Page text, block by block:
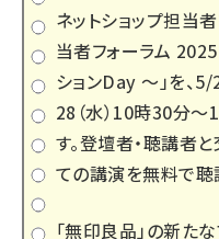
ネットショップ担当
当者フォーラム
ションDay ～」を、
28（水）10時30分
す。登壇者・聴講者
ての講演を無料で聴
「無印良品」の新た